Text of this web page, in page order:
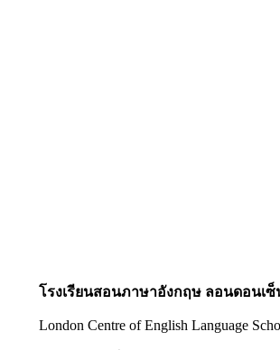
โรงเรียนสอนภาษาอังกฤษ ลอนดอนเซ็
London Centre of English Language